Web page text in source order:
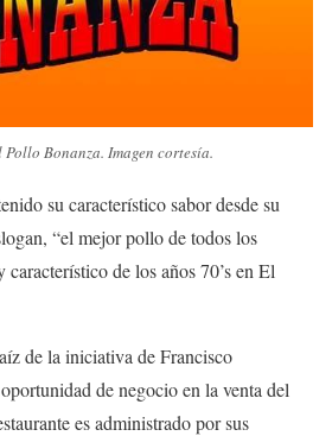
Bonanza. Imagen cortesía.
su característico sabor desde su
“el mejor pollo de todos los
de los años 70’s en El
de la iniciativa de Francisco
de negocio en la venta del
es administrado por sus